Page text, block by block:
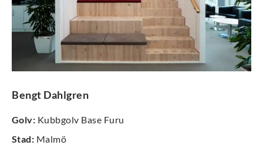
Bengt Dahlgren
Golv: Kubbgolv Base Furu
Stad: Malmö